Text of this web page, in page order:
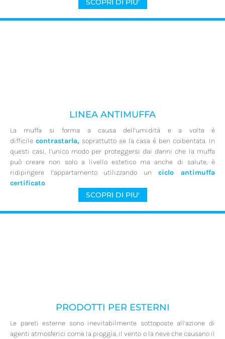
SCOPRI DI PIU'
LINEA ANTIMUFFA
La muffa si forma a causa dell’umidità e a volte è
difficile contrastarla,soprattutto se la casa è ben coibentata. In
questi casi, l’unico modo per proteggersi dai danni che la muffa
può creare non solo a livello estetico ma anche di salute, è
ridipingere l’appartamento utilizzando un
ciclo antimuffa
certificato.
SCOPRI DI PIU'
PRODOTTI PER ESTERNI
Le pareti esterne sono inevitabilmente sottoposte all’azione di
agenti atmosferici come la pioggia, il vento o la neve che causano il